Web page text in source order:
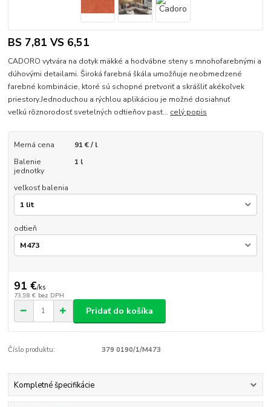
BS 7,81 VS 6,51
CADORO vytvára na dotyk mäkké a hodvábne steny s mnohofarebnými a
dúhovými detailami. Široká farebná škála umožňuje neobmedzené
farebné kombinácie, ktoré sú schopné pretvoriť a skrášliť akékoľvek
priestory.Jednoduchou a rýchlou aplikáciou je možné dosiahnuť
veľkú rôznorodosť svetelných odtieňov past... celý popis
Merná cena
91 € / l
Balenie
jednotky
1 l
veľkosť balenia
odtieň
91 €/ks
73,98 € bez DPH
Pridať do košíka
Číslo produktu: 379 0190/1/M473
Kompletné špecifikácie